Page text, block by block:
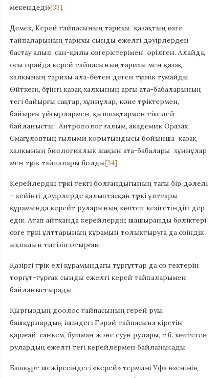
мекендеді»[33].
Демек, Керей тайпасының тарихы қазақтың өзге
тайпаларының тарихы сынды ежелгі дәуірлерден
бастау алып, сан-қилы өзгерістерімен өрілген. Алайда,
осы орайда керей тайпасының тарихы мен қазақ
халқының тарихы ала-бөтен деген түсінік тумайды.
Өйткені, бүгінгі қазақ халқының арғы ата-бабаларының
тегі байырғы сақтар, хұннұлар, көне түріктермен,
байырғы ұйғырлармен, қыпшақтармен тікелей
байланысты. Антрополог ғалым, академик Оразақ
Смағұловтың ғылыми қорытындысы бойынша қазақ
халқының биологиялық жақын ата-бабалары хұннұлар
мен түрік тайпалары болды[34].
Керейлердің түркі текті болғандығының тағы бір дәлелі
– кейінгі дәуірлерде қалыптасқан түркі ұлттары
құрамында керейт руларының көптеп кезігетіндігі дер
едік. Атап айтқанда керейлердің шашыранды бөліктері
өзге түркі ұлттарының құрамын толықтыруға да өзіндік
ықпалын тигізіп отырған.
Қазіргі түрік елі құрамындағы тұрғұттар да өз тектерін
торғұт-тұрғақ сынды ежелгі керей тайпаларымен
байланыстырады.
Қырғыздың доолос тайпасының герей руы,
башқұрлардың ішіндегі Гэрэй тайпасына кіретін
қарағай, санкем, бушман және суун рулары, т.б. көптеген
рулардың ежелгі тегі керейлермен байланысады.
Башқұрт шежіресіндегі «керей» термині Уфа өзенінің